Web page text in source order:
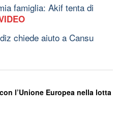
famiglia: Akif tenta di
chiede aiuto a Cansu
l’Unione Europea nella lotta